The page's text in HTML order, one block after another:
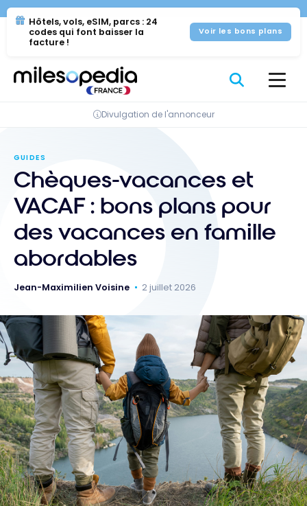
Panneau de gestion des cookies
Se
rendreHôtels, vols, eSIM, parcs : 24
codes qui font baisser la
facture !
Voir les bons plans
Divulgation de l'annonceur
GUIDES
Chèques-vacances et
VACAF : bons plans pour
des vacances en famille
abordables
Jean-Maximilien Voisine 2 juillet 2026